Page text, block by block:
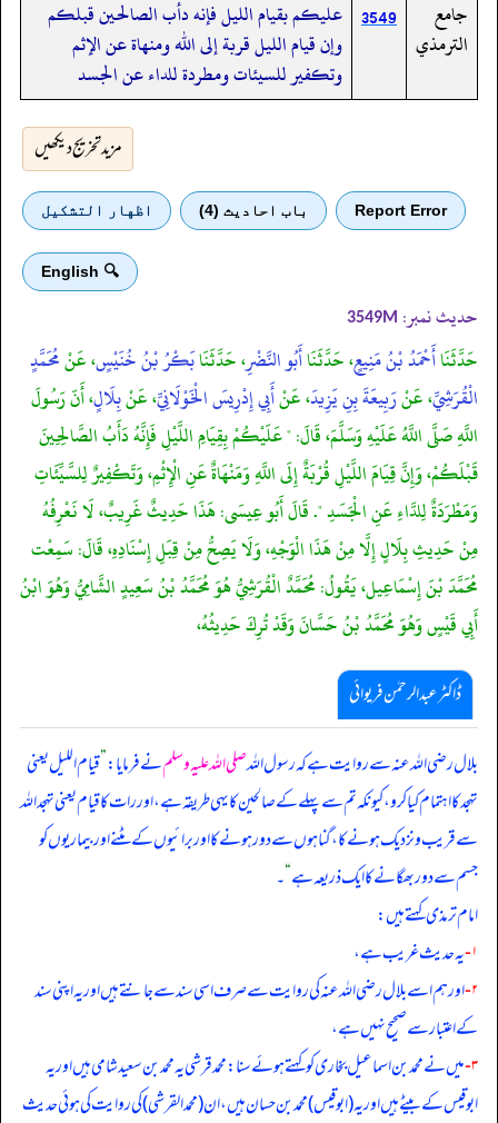
جامع
الترمذي
3549 عليكم بقيام الليل فإنه دأب الصالحين قبلكم
وإن قيام الليل قربة إلى الله ومنهاة عن الإثم
وتكفير للسيئات ومطردة للداء عن الجسد
مزید تخریج دیکھیں
Report Error باب احادیث (4) اظهار التشكيل
🔍 English
حدیث نمبر: 3549M
حَدَّثَنَاأَحْمَدُ بْنُ مَنِيعٍ، حَدَّثَنَاأَبُو النَّضْرِ، حَدَّثَنَابَكْرُ بْنُ خُنَيْسٍ، عَنْمُحَمَّدٍ
الْقُرَشِيِّ، عَنْرَبِيعَةَ بِنِ يَزِيدَ، عَنْأَبِي إِدْرِيسَ الْخَوْلَانِيِّ، عَنْبِلَالٍ، أَنّ رَسُولَ
اللَّهِ صَلَّى اللَّهُ عَلَيْهِ وَسَلَّمَ، قَالَ: " عَلَيْكُمْ بِقِيَامِ اللَّيْلِ فَإِنَّهُ دَأَبُ الصَّالِحِينَ
قَبْلَكُمْ، وَإِنَّ قِيَامَ اللَّيْلِ قُرْبَةٌ إِلَى اللَّهِ وَمَنْهَاةٌ عَنِ الْإِثْمِ، وَتَكْفِيرٌ لِلسَّيِّئَاتِ
وَمَطْرَدَةٌ لِلدَّاءِ عَنِ الْجَسَدِ ". قَالَ أَبُو عِيسَى: هَذَا حَدِيثٌ غَرِيبٌ، لَا نَعْرِفُهُ
مِنْ حَدِيثِ بِلَالٍ إِلَّا مِنْ هَذَا الْوَجْهِ، وَلَا يَصِحُّ مِنْ قِبَلِ إِسْنَادِهِ، قَالَ: سَمِعْت
مُحَمَّدَ بْنَ إِسْمَاعِيل، يَقُولُ: مُحَمَّدٌ الْقُرَشِيُّ هُوَ مُحَمَّدُ بْنُ سَعِيدٍ الشَّامِيُّ وَهُوَ ابْنُ
أَبِي قَيْسٍ وَهُوَ مُحَمَّدُ بْنُ حَسَّانَ وَقَدْ تُرِكَ حَدِيثُهُ،
ڈاکٹر عبدالرحمٰن فریوائی
بلال رضی الله عنہ سے روایت ہے کہرسول اللہصلی اللہ علیہ وسلمنے فرمایا:”قیام اللیل یعنی
تہجد کا اہتمام کیا کرو، کیونکہ تم سے پہلے کے صالحین کا یہی طریقہ ہے، اور رات کا قیام یعنی تہجد اللہ
سے قریب و نزدیک ہونے کا، گناہوں سے دور ہونے کا اور برائیوں کے مٹنے اور بیماریوں کو
جسم سے دور بھگانے کا ایک ذریعہ ہے“۔
امام ترمذی کہتے ہیں:
۱- یہ حدیث غریب ہے،
۲- اور ہم اسے بلال رضی الله عنہ کی روایت سے صرف اسی سند سے جانتے ہیں اور یہ اپنی سند
کے اعتبار سے صحیح نہیں ہے،
۳- میں نے محمد بن اسماعیل بخاری کو کہتے ہوئے سنا: محمد قرشی یہ محمد بن سعید شامی ہیں اور یہ
ابوقیس کے بیٹے ہیں اور یہ (ابوقیس) محمد بن حسان ہیں، ان (محمد القرشی) کی روایت کی ہوئی حدیث